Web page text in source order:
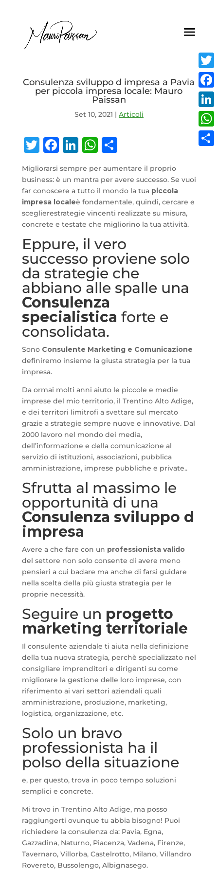
Consulenza sviluppo d impresa a Pavia
per piccola impresa locale: Mauro
Paissan
Set 10, 2021 | Articoli
Twitter
Facebook
LinkedIn
WhatsApp
Condividi
Migliorarsi sempre per aumentare il proprio
business: è un mantra per avere successo. Se vuoi
far conoscere a tutto il mondo la tua piccola
impresa localeè fondamentale, quindi, cercare e
sceglierestrategie vincenti realizzate su misura,
concrete e testate che migliorino la tua attività.
Eppure, il vero
successo proviene solo
da strategie che
abbiano alle spalle una
Consulenza
specialistica forte e
consolidata.
Sono Consulente Marketing e Comunicazione
definiremo insieme la giusta strategia per la tua
impresa.
Da ormai molti anni aiuto le piccole e medie
imprese del mio territorio, il Trentino Alto Adige,
e dei territori limitrofi a svettare sul mercato
grazie a strategie sempre nuove e innovative. Dal
2000 lavoro nel mondo dei media,
dell’informazione e della comunicazione al
servizio di istituzioni, associazioni, pubblica
amministrazione, imprese pubbliche e private..
Sfrutta al massimo le
opportunità di una
Consulenza sviluppo d
impresa
Avere a che fare con un professionista valido
del settore non solo consente di avere meno
pensieri a cui badare ma anche di farsi guidare
nella scelta della più giusta strategia per le
proprie necessità.
Seguire un progetto
marketing territoriale
Il consulente aziendale ti aiuta nella definizione
della tua nuova strategia, perchè specializzato nel
consigliare imprenditori e dirigenti su come
migliorare la gestione delle loro imprese, con
riferimento ai vari settori aziendali quali
amministrazione, produzione, marketing,
logistica, organizzazione, etc.
Solo un bravo
professionista ha il
polso della situazione
e, per questo, trova in poco tempo soluzioni
semplici e concrete.
Mi trovo in Trentino Alto Adige, ma posso
raggiungerti ovunque tu abbia bisogno! Puoi
richiedere la consulenza da: Pavia, Egna,
Gazzadina, Naturno, Piacenza, Vadena, Firenze,
Tavernaro, Villorba, Castelrotto, Milano, Villandro
Rovereto, Bussolengo, Albignasego.